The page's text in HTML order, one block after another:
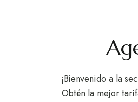
¡Bienvenido a la
Obtén la mejor